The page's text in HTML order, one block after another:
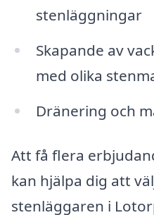
stenläggningar
Skapande av
med olika
Dränering och
Att få flera
kan hjälpa dig att
stenläggaren i